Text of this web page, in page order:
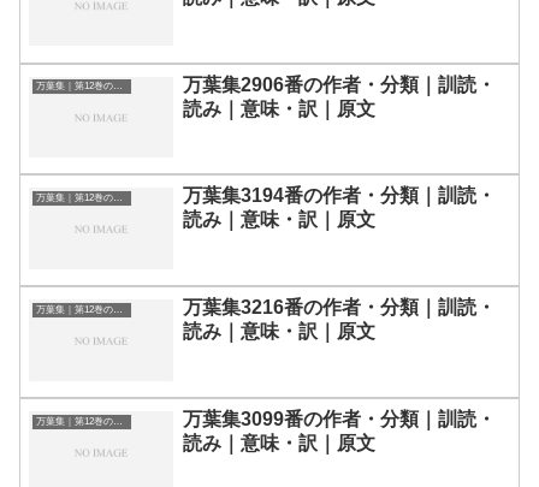
万葉集｜第12巻の和歌一覧
万葉集2906番の作者・分類｜訓読・
読み｜意味・訳｜原文
万葉集｜第12巻の和歌一覧
万葉集3194番の作者・分類｜訓読・
読み｜意味・訳｜原文
万葉集｜第12巻の和歌一覧
万葉集3216番の作者・分類｜訓読・
読み｜意味・訳｜原文
万葉集｜第12巻の和歌一覧
万葉集3099番の作者・分類｜訓読・
読み｜意味・訳｜原文